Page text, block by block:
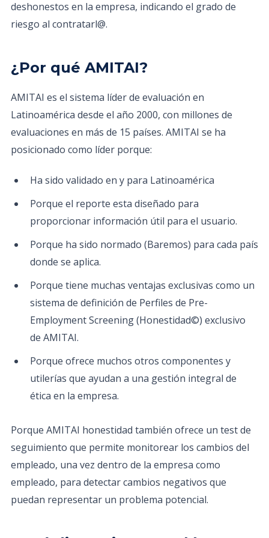
deshonestos en la empresa, indicando el grado de
riesgo al contratarl@.
¿Por qué AMITAI?
AMITAI es el sistema líder de evaluación en
Latinoamérica desde el año 2000, con millones de
evaluaciones en más de 15 países. AMITAI se ha
posicionado como líder porque:
Ha sido validado en y para Latinoamérica
Porque el reporte esta diseñado para
proporcionar información útil para el usuario.
Porque ha sido normado (Baremos) para cada país
donde se aplica.
Porque tiene muchas ventajas exclusivas como un
sistema de definición de Perfiles de Pre-
Employment Screening (Honestidad©) exclusivo
de AMITAI.
Porque ofrece muchos otros componentes y
utilerías que ayudan a una gestión integral de
ética en la empresa.
Porque AMITAI honestidad también ofrece un test de
seguimiento que permite monitorear los cambios del
empleado, una vez dentro de la empresa como
empleado, para detectar cambios negativos que
puedan representar un problema potencial.